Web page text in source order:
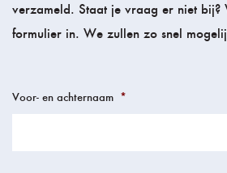
verzameld. Staat je vraag er niet bij?
formulier in. We zullen zo snel
Voor- en achternaam *